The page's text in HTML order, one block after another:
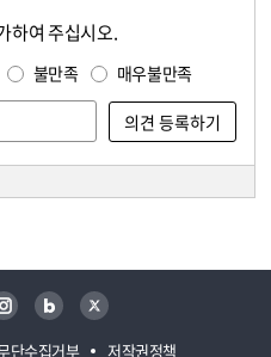
하여 주십시오.
불만족 매우불만족
단수집거부 저작권정책
인스타그램 블로그 트위터